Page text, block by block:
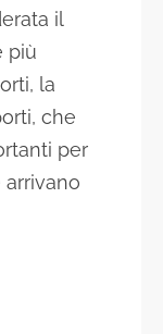
il
più
la
che
per
arrivano